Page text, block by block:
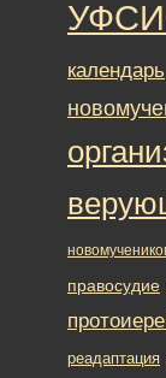
календарь
правосудие
реадаптация